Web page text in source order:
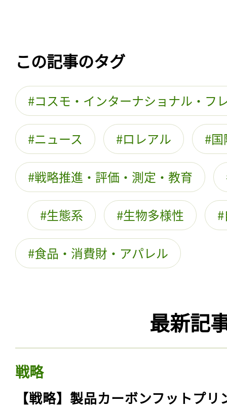
この記事のタグ
コスモ・インターナショナル・フ
ニュース ロレアル
戦略推進・評価・測定・教育
生態系 生物多様性
食品・消費財・アパレル
最新記
戦略
【戦略】製品カーボンフットプリ